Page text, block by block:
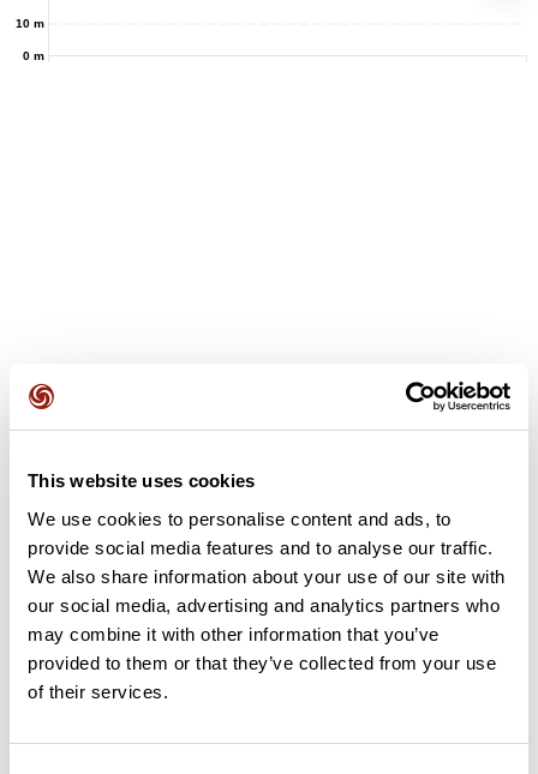
This website uses cookies
We use cookies to personalise content and ads, to
provide social media features and to analyse our traffic.
We also share information about your use of our site with
our social media, advertising and analytics partners who
may combine it with other information that you’ve
provided to them or that they’ve collected from your use
of their services.
0 m
10 m
Soyez le premier à ajouter un avis !
Ajouter un avis
Résumé